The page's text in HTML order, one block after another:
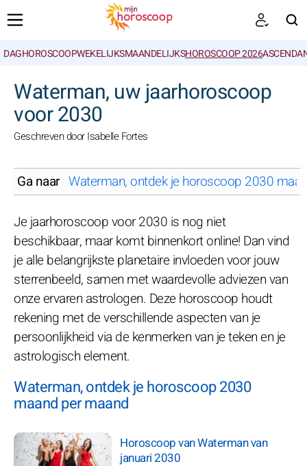
DAGHOROSCOOPWEKELIJKSMAANDELIJKSHOROSCOOP 2026
Waterman, uw jaarhoroscoop
voor 2030
Geschreven door Isabelle Fortes
Ga naar Waterman, ontdek je horoscoop 2030
Je jaarhoroscoop voor 2030 is nog niet
beschikbaar, maar komt binnenkort online! Dan vind
je alle belangrijkste planetaire invloeden voor jouw
sterrenbeeld, samen met waardevolle adviezen van
onze ervaren astrologen. Deze horoscoop houdt
rekening met de verschillende aspecten van je
persoonlijkheid via de kenmerken van je teken en je
astrologisch element.
Waterman, ontdek je horoscoop 2030
maand per maand
Horoscoop van Waterman van
januari 2030